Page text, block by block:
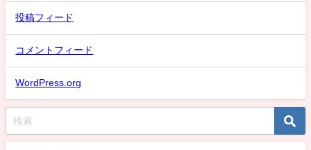
投稿フィード
コメントフィード
WordPress.org